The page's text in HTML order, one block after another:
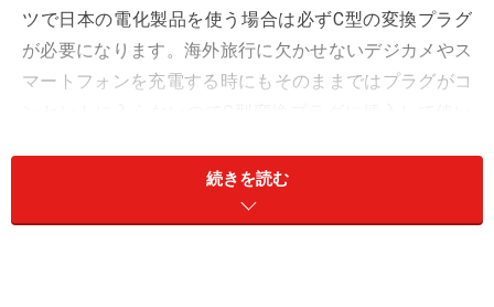
ツで日本の電化製品を使う場合は必ずC型の変換プラグ
が必要になります。海外旅行に欠かせないデジカメやス
マートフォンを充電する時にもそのままではプラグがコ
続きを読む